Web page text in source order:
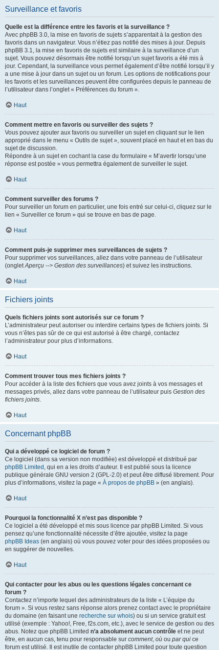
Surveillance et favoris
Quelle est la différence entre les favoris et la surveillance ?
Avec phpBB 3.0, la mise en favoris de sujets s’apparentait à la gestion des
favoris dans un navigateur. Vous n’étiez pas notifié des mises à jour. Depuis
phpBB 3.1, la mise en favoris de sujets est similaire à la surveillance d’un
sujet. Vous pouvez désormais être notifié lorsqu’un sujet favoris a été mis à
jour. Cependant, la surveillance vous permet également d’être notifié lorsqu’il y
a une mise à jour dans un sujet ou un forum. Les options de notifications pour
les favoris et les surveillances peuvent être configurées depuis le panneau de
l’utilisateur dans l’onglet « Préférences du forum ».
Haut
Comment mettre en favoris ou surveiller des sujets ?
Vous pouvez ajouter aux favoris ou surveiller un sujet en cliquant sur le lien
approprié dans le menu « Outils de sujet », souvent placé en haut et en bas du
sujet de discussion.
Répondre à un sujet en cochant la case du formulaire « M’avertir lorsqu’une
réponse est postée » vous permettra également de surveiller le sujet.
Haut
Comment surveiller des forums ?
Pour surveiller un forum en particulier, une fois entré sur celui-ci, cliquez sur le
lien « Surveiller ce forum » qui se trouve en bas de page.
Haut
Comment puis-je supprimer mes surveillances de sujets ?
Pour supprimer vos surveillances, allez dans votre panneau de l’utilisateur
(ongletAperçu --> Gestion des surveillances) et suivez les instructions.
Haut
Fichiers joints
Quels fichiers joints sont autorisés sur ce forum ?
L’administrateur peut autoriser ou interdire certains types de fichiers joints. Si
vous n’êtes pas sûr de ce qui est autorisé à être chargé, contactez
l’administrateur pour plus d’informations.
Haut
Comment trouver tous mes fichiers joints ?
Pour accéder à la liste des fichiers que vous avez joints à vos messages et
messages privés, allez dans votre panneau de l’utilisateur puis Gestion des
fichiers joints.
Haut
Concernant phpBB
Qui a développé ce logiciel de forum ?
Ce logiciel (dans sa version non modifiée) est développé et distribué par
phpBB Limited , qui en a les droits d’auteur. Il est publié sous la licence
publique générale GNU version 2 (GPL-2.0) et peut être diffusé librement. Pour
plus d’informations, visitez la page « À propos de phpBB » (en anglais).
Haut
Pourquoi la fonctionnalité X n’est pas disponible ?
Ce logiciel a été développé et mis sous licence par phpBB Limited. Si vous
pensez qu’une fonctionnalité nécessite d’être ajoutée, visitez la page
phpBB Ideas (en anglais) où vous pouvez voter pour des idées proposées ou
en suggérer de nouvelles.
Haut
Qui contacter pour les abus ou les questions légales concernant ce
forum ?
Contactez n’importe lequel des administrateurs de la liste « L’équipe du
forum ». Si vous restez sans réponse alors prenez contact avec le propriétaire
du domaine (en faisant une recherche sur whois) ou si un service gratuit est
utilisé (exemple : Yahoo!, Free, f2s.com, etc.), avec le service de gestion ou des
abus. Notez que phpBB Limited n’a absolument aucun contrôle et ne peut
être, en aucun cas, tenu pour responsable sur comment, où ou par qui ce
forum est utilisé. Il est inutile de contacter phpBB Limited pour toute question